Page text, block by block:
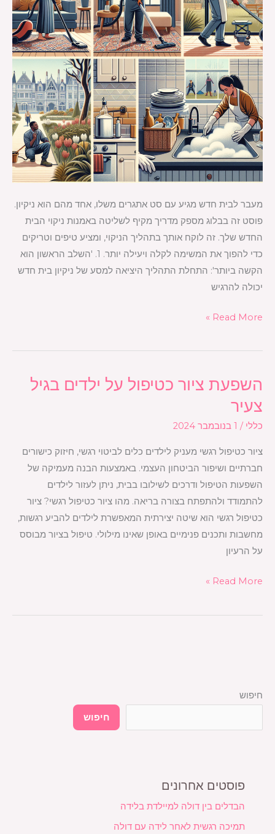
מעבר לבית חדש מגיע עם סט אתגרים משלו, אחד מהם הוא ניקיון.
פוסט זה בבלוג מספק מדריך מקיף לשליטה באמנות ניקוי הבית
החדש שלך. זה לוקח אותך בתהליך הניקוי, ומציע טיפים וטריקים
כדי להפוך את המשימה לקלה ויעילה יותר. 1. 'השלב הראשון הוא
הקשה ביותר': התחלת התהליך היציאה למסע של ניקיון בית חדש
יכולה להרגיש
Read More »
השפעת ציור כטיפול על ילדים בגיל
צעיר
כללי / 1 בנובמבר 2024
ציור כטיפול רגשי מעניק לילדים כלים לביטוי רגשי, חיזוק כישורים
חברתיים ושיפור הביטחון העצמי. באמצעות הבנה מעמיקה של
השפעות הטיפול ודרכים לשילובו בבית, ניתן לעזור לילדים
להתמודד ולהתפתח בצורה בריאה. מהו ציור כטיפול רגשי? ציור
כטיפול רגשי הוא שיטה יצירתית המאפשרת לילדים להביע רגשות,
מחשבות ותכנים פנימיים באופן שאינו מילולי. טיפול בציור מבוסס
על הרעיון
השפעת
כטיפול
על
ילדים
בגיל
צעיר
Read More »
חיפוש
חיפוש
פוסטים אחרונים
הבדלים בין דולה למיילדת בלידה
תמיכה רגשית לאחר לידה עם דולה